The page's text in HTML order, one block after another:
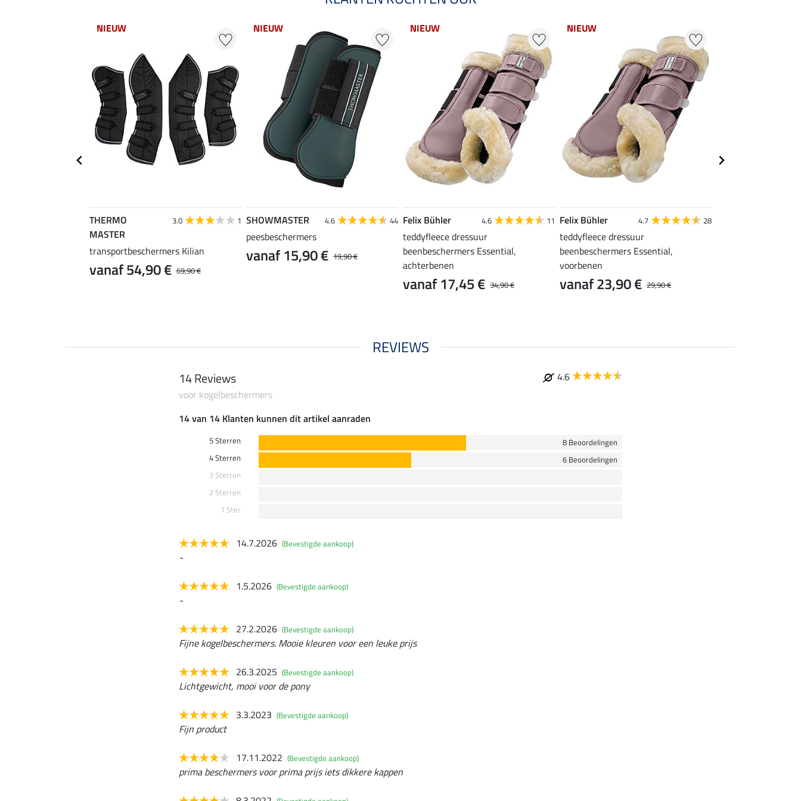
NIEUW
THERMO
MASTER
3.0 1
transportbeschermers Kilian
69,90 €
vanaf 54,90 €
NIEUW
SHOWMASTER 4.6 44
peesbeschermers
19,90 €
vanaf 15,90 €
NIEUW
Felix Bühler 4.6 11
teddyfleece dressuur
beenbeschermers Essential,
achterbenen
34,90 €
vanaf 17,45 €
NIEUW
Felix Bühler 4.7 28
teddyfleece dressuur
beenbeschermers Essential,
voorbenen
29,90 €
vanaf 23,90 €
REVIEWS
14 Reviews
4.6
voor kogelbeschermers
14 van 14 Klanten kunnen dit artikel aanraden
5 Sterren
8 Beoordelingen
4 Sterren
6 Beoordelingen
3 Sterren
2 Sterren
1 Ster
14.7.2026 (Bevestigde aankoop)
-
1.5.2026 (Bevestigde aankoop)
-
27.2.2026 (Bevestigde aankoop)
Fijne kogelbeschermers. Mooie kleuren voor een leuke prijs
26.3.2025 (Bevestigde aankoop)
Lichtgewicht, mooi voor de pony
3.3.2023 (Bevestigde aankoop)
Fijn product
17.11.2022 (Bevestigde aankoop)
prima beschermers voor prima prijs iets dikkere kappen